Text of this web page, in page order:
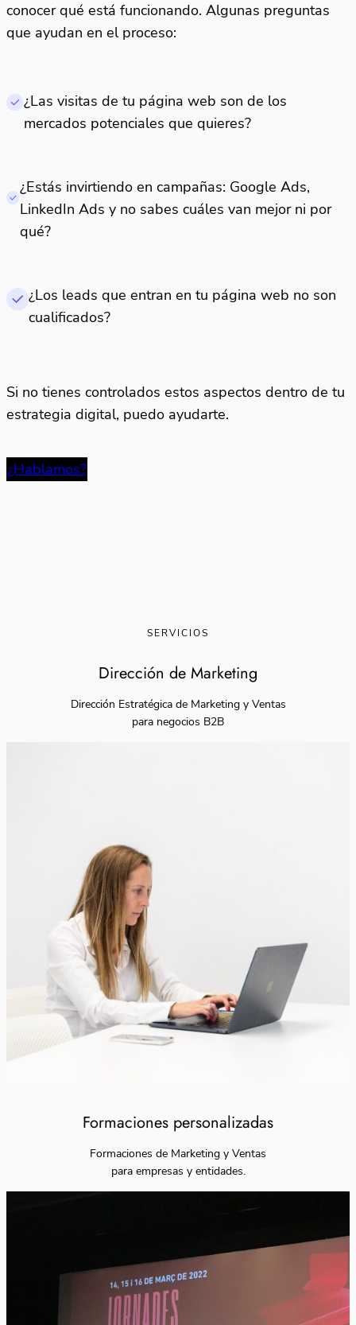
conocer qué está funcionando. Algunas preguntas
que ayudan en el proceso:
¿Las visitas de tu página web son de los
mercados potenciales que quieres?
¿Estás invirtiendo en campañas: Google Ads,
LinkedIn Ads y no sabes cuáles van mejor ni por
qué?
¿Los leads que entran en tu página web no son
cualificados?
Si no tienes controlados estos aspectos dentro de tu
estrategia digital, puedo ayudarte.
¿Hablamos?
SERVICIOS
Dirección de Marketing
Dirección Estratégica de Marketing y Ventas
para negocios B2B
Formaciones personalizadas
Formaciones de Marketing y Ventas
para empresas y entidades.